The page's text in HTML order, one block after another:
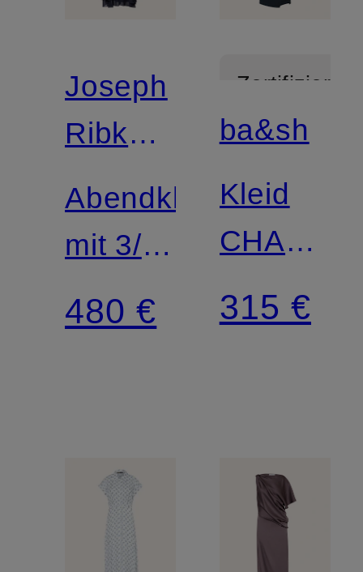
Joseph
Ribkoff
SIGNATURE
Abendkleid
mit 3/4-
Arm
und
480 €
Zertifiziert
ba&sh
Kleid
CHASSY
mit Cut-
outs
315 €